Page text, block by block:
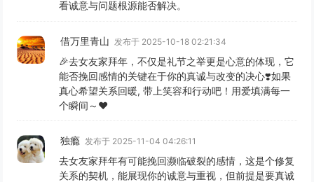
看诚意与问题根源能否解决。
借万里青山 发布于 2025-10-18 02:21:34
🎉去女友家拜年，不仅是礼节之举更是心意的体现，它
能否挽回感情的关键在于你的真诚与改变的决心❣️如果
真心希望关系回暖, 带上笑容和行动吧！用爱填满每一
个瞬间～❤️
独瘾 发布于 2025-11-04 04:26:11
去女友家拜年有可能挽回濒临破裂的感情，这是个修复
关系的契机，能展现你的诚意与重视，但前提是要真诚